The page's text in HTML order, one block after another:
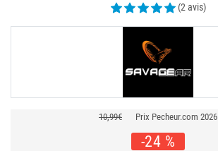
(2 avis)
10,99€ Prix Pecheur.com 2026
-24 %